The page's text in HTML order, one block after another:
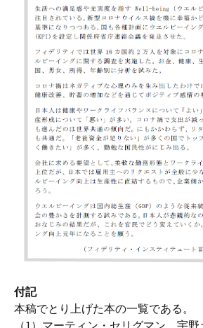
付記
本稿でとり上げた本の一覧である。